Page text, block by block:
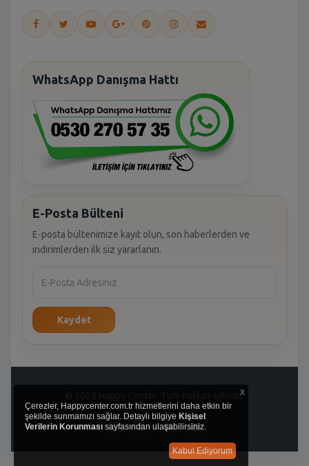
WhatsApp Danışma Hattı
E-Posta Bülteni
E-posta bültenimize kayıt olun, son haberlerden ve
indirimlerden ilk siz yararlanın.
Kaydet
© 2026 Happy Center. Tüm hakları saklıdır.
x
Çerezler, Happycenter.com.tr hizmetlerini daha etkin bir
şekilde sunmamızı sağlar. Detaylı bilgiye Kişisel
Verilerin Korunması sayfasından ulaşabilirsiniz.
Kabul Ediyorum